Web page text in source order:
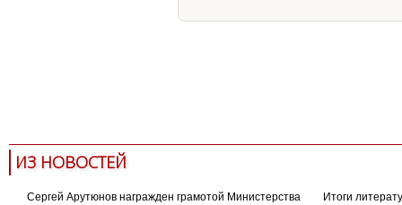
ИЗ НОВОСТЕЙ
Сергей Арутюнов награжден грамотой Министерства
Итоги